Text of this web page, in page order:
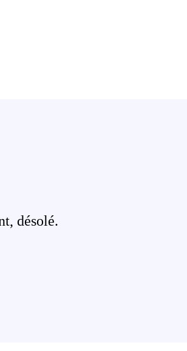
désolé.